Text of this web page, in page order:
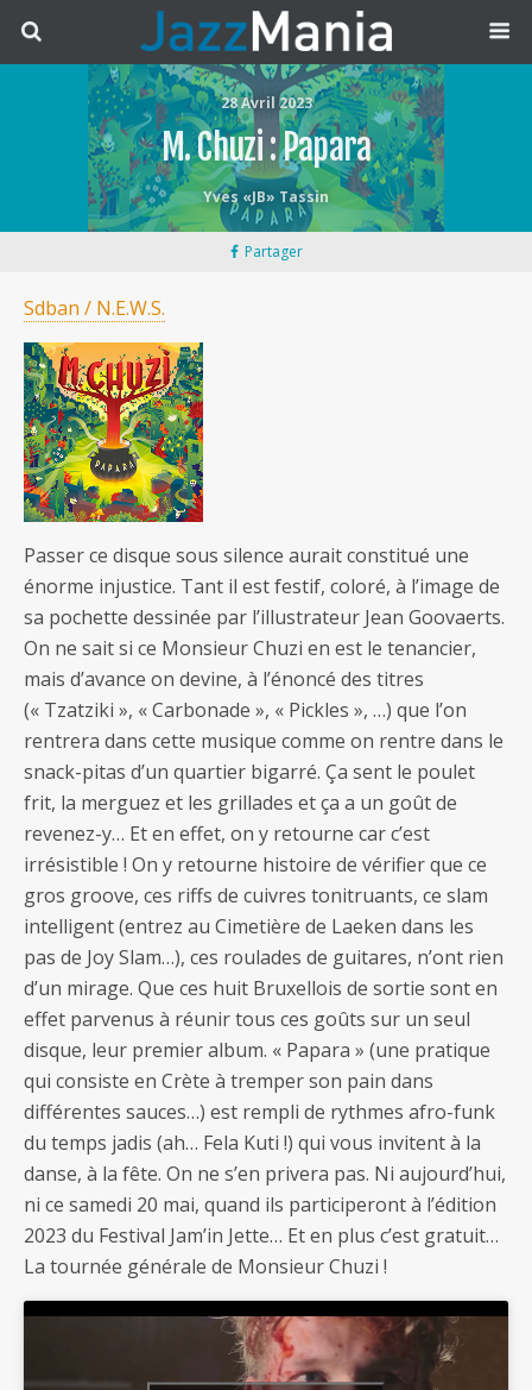
28 Avril 2023
M. Chuzi : Papara
Yves «JB» Tassin
Partager
Sdban / N.E.W.S.
Passer ce disque sous silence aurait constitué une
énorme injustice. Tant il est festif, coloré, à l’image de
sa pochette dessinée par l’illustrateur Jean Goovaerts.
On ne sait si ce Monsieur Chuzi en est le tenancier,
mais d’avance on devine, à l’énoncé des titres
(« Tzatziki », « Carbonade », « Pickles », …) que l’on
rentrera dans cette musique comme on rentre dans le
snack-pitas d’un quartier bigarré. Ça sent le poulet
frit, la merguez et les grillades et ça a un goût de
revenez-y… Et en effet, on y retourne car c’est
irrésistible ! On y retourne histoire de vérifier que ce
gros groove, ces riffs de cuivres tonitruants, ce slam
intelligent (entrez au Cimetière de Laeken dans les
pas de Joy Slam…), ces roulades de guitares, n’ont rien
d’un mirage. Que ces huit Bruxellois de sortie sont en
effet parvenus à réunir tous ces goûts sur un seul
disque, leur premier album. « Papara » (une pratique
qui consiste en Crète à tremper son pain dans
différentes sauces…) est rempli de rythmes afro-funk
du temps jadis (ah… Fela Kuti !) qui vous invitent à la
danse, à la fête. On ne s’en privera pas. Ni aujourd’hui,
ni ce samedi 20 mai, quand ils participeront à l’édition
2023 du Festival Jam’in Jette… Et en plus c’est gratuit…
La tournée générale de Monsieur Chuzi !